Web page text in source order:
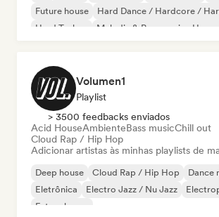
Future house
Hard Dance / Hardcore /
Hard Techno
Melodic & Progressive House
Volumen1
Playlist
> 3500 feedbacks enviados
Acid HouseAmbienteBass musicChill out
Cloud Rap / Hip Hop
Adicionar artistas às minhas playlists de
Deep house Cloud Rap / Hip Hop
Dance
Eletrônica
Electro Jazz / Nu Jazz
Future house